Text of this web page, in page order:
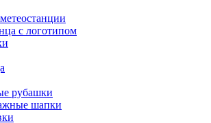
с логотипом
рубашки
шапки